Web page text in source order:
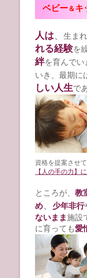
ベビー＆キ
人は、 生ま
れる経験を
絆を育んでい
いき、最期に
しい人生で
資格を提案させ
【人の手の力】
ところが、 教
め、 少年非行
ないまま施設
に育っても愛